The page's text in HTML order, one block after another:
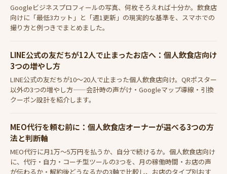
Googleビジネスプロフィールの写真、何枚そろえれば十分か。飲食店
向けに「最低3カット」と「週1更新」の現実的な基準を、スマホでの
撮り方と例つきでまとめました。
LINE公式の友だちが12人で止まったお店へ：個人飲食店向け
3つの増やし方
LINE公式の友だちが10〜20人で止まった個人飲食店向け。QRポスター
以外の3つの増やし方——会計時の声がけ・Googleマップ導線・引換
クーポン設計を紹介します。
MEO代行を頼む前に：個人飲食店オーナーが選べる3つの方
法と判断軸
MEO代行に月1万〜5万円を払うか、自分で続けるか。個人飲食店向け
に、代行・自力・コーチ型ツールの3つを、月の稼働時間・お店の声
が伝わるか・解約後どうなるかの3軸で比較し、お店のタイプ別おす